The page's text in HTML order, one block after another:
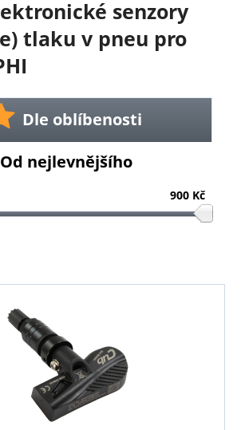
senzory
tlaku v pneu pro
Dle oblíbenosti
Od nejlevnějšího
900 Kč